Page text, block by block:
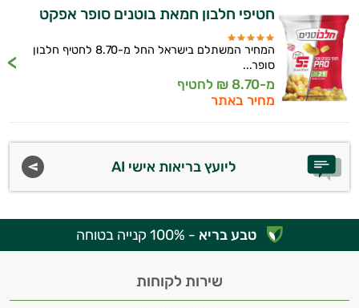
חטיפי חלבון חמאת בוטנים סופר אפקט
המחיר המשתלם בישראל החל מ-8.70 לחטיף חלבון
סופר...
מ-8.70 ₪ לחטיף
מחיר באתר
ליועץ בריאות אישי AI
טבע בריא - 100% קנייה בטוחה
שירות לקוחות